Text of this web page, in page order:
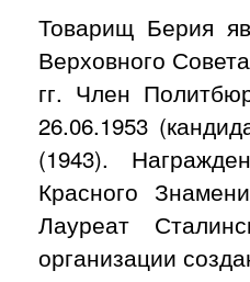
Товарищ Берия
Верховного
гг. Член
26.06.1953
(1943).
Красного
Лауреат
организации